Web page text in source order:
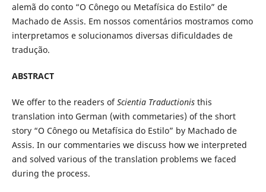
alemã do conto “O Cônego ou Metafísica do Estilo” de
Machado de Assis. Em nossos comentários mostramos como
interpretamos e solucionamos diversas dificuldades de
tradução.
ABSTRACT
We offer to the readers ofScientia Traductionisthis
translation into German (with commetaries) of the short
story “O Cônego ou Metafísica do Estilo” by Machado de
Assis. In our commentaries we discuss how we interpreted
and solved various of the translation problems we faced
during the process.